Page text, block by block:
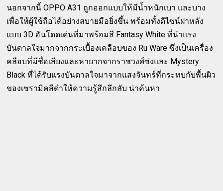
นอกจากนี้ OPPO A31 ถูกออกแบบให้มีน้ำหนักเบา และบาง
เพื่อให้ผู้ใช้ถือได้อย่างสบายมือยิ่งขึ้น พร้อมทั้งดีไซน์ฝาหลัง
แบบ 3D อันโดดเด่นที่มาพร้อมสี Fantasy White ที่นำแรง
บันดาลใจมากจากกระเบื้องเคลือบของ Ru Ware ซึ่งเป็นเครื่อง
คลือบที่มีชื่อเสียงและหายากจากราชวงศ์ซ่งและ Mystery
Black ที่ได้รับแรงบันดาลใจมาจากแสงจันทร์ที่กระทบกับพื้นผิว
ของเซรามิคสีดำให้ความรู้สึกลึกลับ น่าค้นหา